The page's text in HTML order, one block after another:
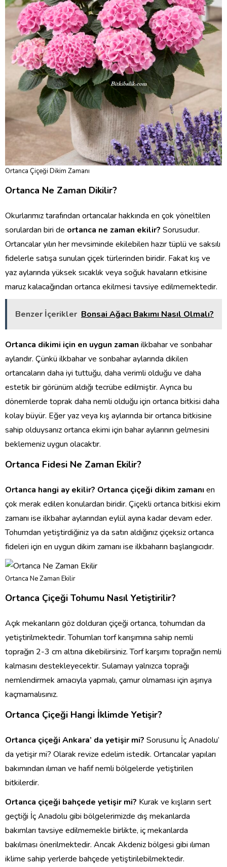
Ortanca Çiçeği Dikim Zamanı
Ortanca Ne Zaman Dikilir?
Okurlarımız tarafından ortancalar hakkında en çok yöneltilen
sorulardan biri de ortanca ne zaman ekilir? Sorusudur.
Ortancalar yılın her mevsiminde ekilebilen hazır tüplü ve saksılı
fidelerle satışa sunulan çiçek türlerinden biridir. Fakat kış ve
yaz aylarında yüksek sıcaklık veya soğuk havaların etkisine
maruz kalacağından ortanca ekilmesi tavsiye edilmemektedir.
Benzer İçerikler Bonsai Ağacı Bakımı Nasıl Olmalı?
Ortanca dikimi için en uygun zaman ilkbahar ve sonbahar
aylarıdır. Çünkü ilkbahar ve sonbahar aylarında dikilen
ortancaların daha iyi tuttuğu, daha verimli olduğu ve daha
estetik bir görünüm aldığı tecrübe edilmiştir. Ayrıca bu
dönemlerde toprak daha nemli olduğu için ortanca bitkisi daha
kolay büyür. Eğer yaz veya kış aylarında bir ortanca bitkisine
sahip olduysanız ortanca ekimi için bahar aylarının gelmesini
beklemeniz uygun olacaktır.
Ortanca Fidesi Ne Zaman Ekilir?
Ortanca hangi ay ekilir? Ortanca çiçeği dikim zamanı en
çok merak edilen konulardan biridir. Çiçekli ortanca bitkisi ekim
zamanı ise ilkbahar aylarından eylül ayına kadar devam eder.
Tohumdan yetiştirdiğiniz ya da satın aldığınız çiçeksiz ortanca
fideleri için en uygun dikim zamanı ise ilkbaharın başlangıcıdır.
Ortanca Ne Zaman Ekilir
Ortanca Çiçeği Tohumu Nasıl Yetiştirilir?
Açık mekanların göz dolduran çiçeği ortanca, tohumdan da
yetiştirilmektedir. Tohumları torf karışımına sahip nemli
toprağın 2-3 cm altına dikebilirsiniz. Torf karşımı toprağın nemli
kalmasını destekleyecektir. Sulamayı yalnızca toprağı
nemlendirmek amacıyla yapmalı, çamur olmaması için aşırıya
kaçmamalısınız.
Ortanca Çiçeği Hangi İklimde Yetişir?
Ortanca çiçeği Ankara’ da yetişir mi? Sorusunu İç Anadolu’
da yetişir mi? Olarak revize edelim istedik. Ortancalar yapıları
bakımından ılıman ve hafif nemli bölgelerde yetiştirilen
bitkilerdir.
Ortanca çiçeği bahçede yetişir mi? Kurak ve kışların sert
geçtiği İç Anadolu gibi bölgelerimizde dış mekanlarda
bakımları tavsiye edilmemekle birlikte, iç mekanlarda
bakılması önerilmektedir. Ancak Akdeniz bölgesi gibi ılıman
iklime sahip yerlerde bahçede yetiştirilebilmektedir.